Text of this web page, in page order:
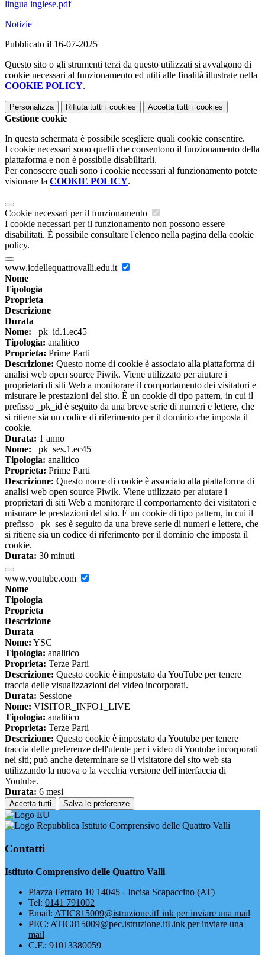
lingua inglese.pdf
Notizie
Pubblicato il 16-07-2025
Questo sito o gli strumenti terzi da questo utilizzati si avvalgono di
cookie necessari al funzionamento ed utili alle finalità illustrate nella
COOKIE POLICY.
Personalizza Rifiuta tutti i cookies Accetta tutti i cookies
Gestione cookie
In questa schermata è possibile scegliere quali cookie consentire.
I cookie necessari sono quelli che consentono il funzionamento della
piattaforma e non è possibile disabilitarli.
Per conoscere quali sono i cookie necessari al funzionamento potete
visionare la COOKIE POLICY.
Cookie necessari per il funzionamento
I cookie necessari per il funzionamento non possono essere
disabilitati. È possibile consultare l'elenco nella pagina della cookie
policy.
www.icdellequattrovalli.edu.it
Nome
Tipologia
Proprieta
Descrizione
Durata
Nome: _pk_id.1.ec45
Tipologia: analitico
Proprieta: Prime Parti
Descrizione: Questo nome di cookie è associato alla piattaforma di
analisi web open source Piwik. Viene utilizzato per aiutare i
proprietari di siti Web a monitorare il comportamento dei visitatori e
misurare le prestazioni del sito. È un cookie di tipo pattern, in cui il
prefisso _pk_id è seguito da una breve serie di numeri e lettere, che
si ritiene sia un codice di riferimento per il dominio che imposta il
cookie.
Durata: 1 anno
Nome: _pk_ses.1.ec45
Tipologia: analitico
Proprieta: Prime Parti
Descrizione: Questo nome di cookie è associato alla piattaforma di
analisi web open source Piwik. Viene utilizzato per aiutare i
proprietari di siti Web a monitorare il comportamento dei visitatori e
misurare le prestazioni del sito. È un cookie di tipo pattern, in cui il
prefisso _pk_ses è seguito da una breve serie di numeri e lettere, che
si ritiene sia un codice di riferimento per il dominio che imposta il
cookie.
Durata: 30 minuti
www.youtube.com
Nome
Tipologia
Proprieta
Descrizione
Durata
Nome: YSC
Tipologia: analitico
Proprieta: Terze Parti
Descrizione: Questo cookie è impostato da YouTube per tenere
traccia delle visualizzazioni dei video incorporati.
Durata: Sessione
Nome: VISITOR_INFO1_LIVE
Tipologia: analitico
Proprieta: Terze Parti
Descrizione: Questo cookie è impostato da Youtube per tenere
traccia delle preferenze dell'utente per i video di Youtube incorporati
nei siti; può anche determinare se il visitatore del sito web sta
utilizzando la nuova o la vecchia versione dell'interfaccia di
Youtube.
Durata: 6 mesi
Accetta tutti Salva le preferenze
Istituto Comprensivo delle Quattro Valli
Contatti
Istituto Comprensivo delle Quattro Valli
Piazza Ferraro 10 14045 - Incisa Scapaccino (AT)
Tel: 0141 791002
Email: ATIC815009@istruzione.itLink per inviare una mail
PEC: ATIC815009@pec.istruzione.itLink per inviare una
mail
C.F.: 91013380059